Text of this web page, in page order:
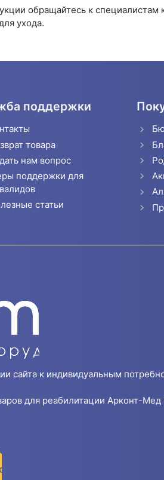
обращайтесь к
ухода.
поддержки
товара
нам вопрос
поддержки для
статьи
сайта к индивидуальным
для реабилитации Арконт-